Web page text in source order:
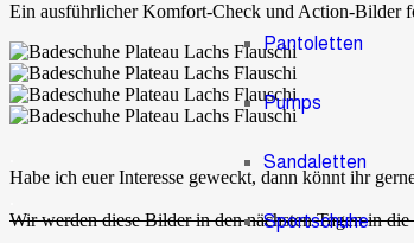
Pantoletten
Pumps
Sandaletten
Sportschuhe
Ein ausführlicher Komfort-Check und Action-Bilder
Habe ich euer Interesse geweckt, dann könnt ihr
Wir werden diese Bilder in den nächsten Tagen in